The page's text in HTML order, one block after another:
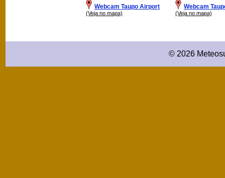
Webcam Taupo Airport
(Veja no mapa)
Webcam
(Veja no mapa)
© 2026